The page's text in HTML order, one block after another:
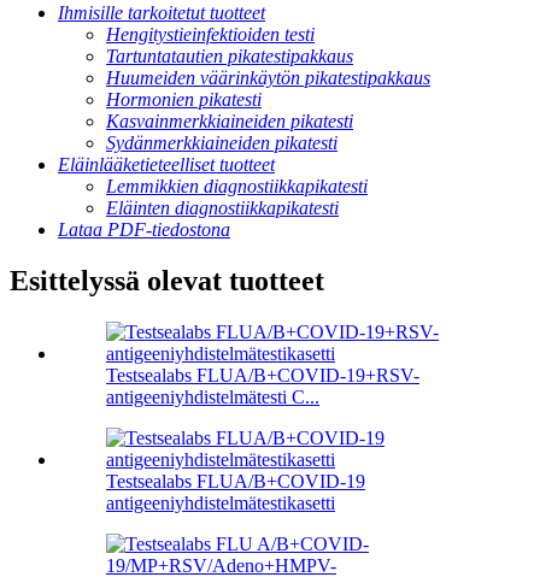
Ihmisille tarkoitetut tuotteet
Hengitystieinfektioiden testi
Tartuntatautien pikatestipakkaus
Huumeiden väärinkäytön pikatestipakkaus
Hormonien pikatesti
Kasvainmerkkiaineiden pikatesti
Sydänmerkkiaineiden pikatesti
Eläinlääketieteelliset tuotteet
Lemmikkien diagnostiikkapikatesti
Eläinten diagnostiikkapikatesti
Lataa PDF-tiedostona
Esittelyssä olevat tuotteet
Testsealabs FLUA/B+COVID-19+RSV-
antigeeniyhdistelmätesti C...
Testsealabs FLUA/B+COVID-19
antigeeniyhdistelmätestikasetti